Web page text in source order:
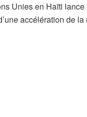
Unies en Haïti
accélération de